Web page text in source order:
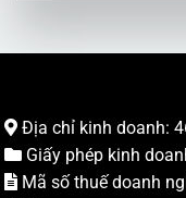
Địa chỉ kinh doanh:
Giấy phép kinh
Mã số thuế doanh